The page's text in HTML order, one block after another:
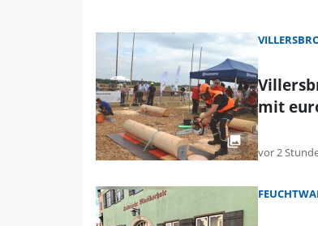
mit
vor 2